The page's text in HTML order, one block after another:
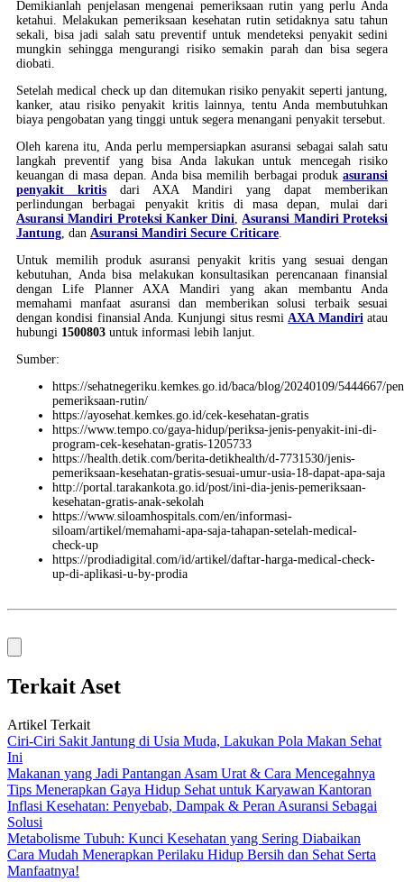
Demikianlah penjelasan mengenai pemeriksaan rutin yang perlu Anda
ketahui. Melakukan pemeriksaan kesehatan rutin setidaknya satu tahun
sekali, bisa jadi salah satu preventif untuk mendeteksi penyakit sedini
mungkin sehingga mengurangi risiko semakin parah dan bisa segera
diobati.
Setelah medical check up dan ditemukan risiko penyakit seperti jantung,
kanker, atau risiko penyakit kritis lainnya, tentu Anda membutuhkan
biaya pengobatan yang tinggi untuk segera menangani penyakit tersebut.
Oleh karena itu, Anda perlu mempersiapkan asuransi sebagai salah satu
langkah preventif yang bisa Anda lakukan untuk mencegah risiko
keuangan di masa depan. Anda bisa memilih berbagai produk asuransi
penyakit kritis dari AXA Mandiri yang dapat memberikan
perlindungan berbagai penyakit kritis di masa depan, mulai dari
Asuransi Mandiri Proteksi Kanker Dini,Asuransi Mandiri Proteksi
Jantung, dan Asuransi Mandiri Secure Criticare.
Untuk memilih produk asuransi penyakit kritis yang sesuai dengan
kebutuhan, Anda bisa melakukan konsultasikan perencanaan finansial
dengan Life Planner AXA Mandiri yang akan membantu Anda
memahami manfaat asuransi dan memberikan solusi terbaik sesuai
dengan kondisi finansial Anda. Kunjungi situs resmiAXA Mandiriatau
hubungi 1500803 untuk informasi lebih lanjut.
Sumber:
https://sehatnegeriku.kemkes.go.id/baca/blog/20240109/5444667/
pemeriksaan-rutin/
https://ayosehat.kemkes.go.id/cek-kesehatan-gratis
https://www.tempo.co/gaya-hidup/periksa-jenis-penyakit-ini-di-
program-cek-kesehatan-gratis-1205733
https://health.detik.com/berita-detikhealth/d-7731530/jenis-
pemeriksaan-kesehatan-gratis-sesuai-umur-usia-18-dapat-apa-saja
http://portal.tarakankota.go.id/post/ini-dia-jenis-pemeriksaan-
kesehatan-gratis-anak-sekolah
https://www.siloamhospitals.com/en/informasi-
siloam/artikel/memahami-apa-saja-tahapan-setelah-medical-
check-up
https://prodiadigital.com/id/artikel/daftar-harga-medical-check-
up-di-aplikasi-u-by-prodia
Terkait Aset
Artikel Terkait
Ciri-Ciri Sakit Jantung di Usia Muda, Lakukan Pola Makan Sehat
Ini
Makanan yang Jadi Pantangan Asam Urat & Cara Mencegahnya
Tips Menerapkan Gaya Hidup Sehat untuk Karyawan Kantoran
Inflasi Kesehatan: Penyebab, Dampak & Peran Asuransi Sebagai
Solusi
Metabolisme Tubuh: Kunci Kesehatan yang Sering Diabaikan
Cara Mudah Menerapkan Perilaku Hidup Bersih dan Sehat Serta
Manfaatnya!